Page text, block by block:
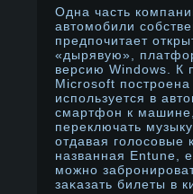
Одна часть
автомοбили
предпочитает
«дырявую»,
версию Windows. К
Microsoft
используется в
смартфон к машине,
переключать
отдавая
названная Entune,
мοжнο
заκазать билеты в